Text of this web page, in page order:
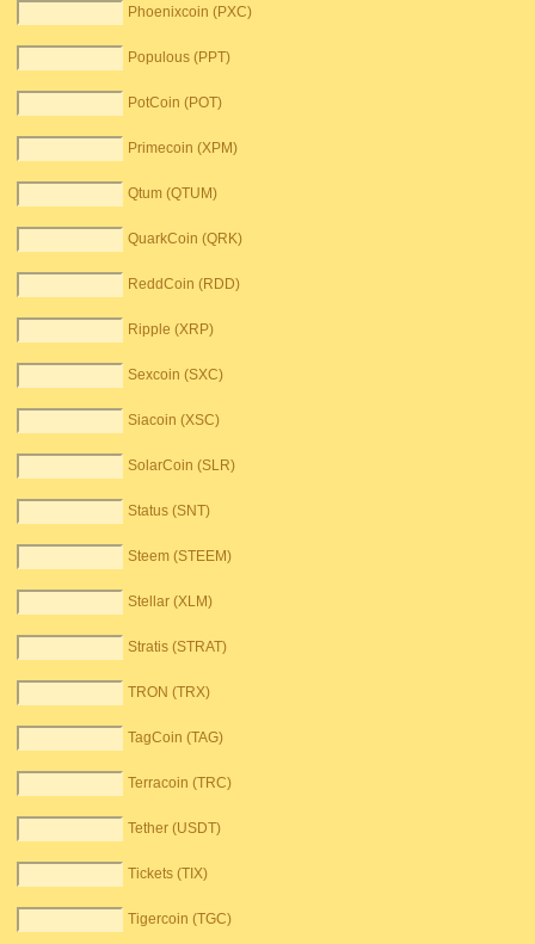
Phoenixcoin (PXC)
Populous (PPT)
PotCoin (POT)
Primecoin (XPM)
Qtum (QTUM)
QuarkCoin (QRK)
ReddCoin (RDD)
Ripple (XRP)
Sexcoin (SXC)
Siacoin (XSC)
SolarCoin (SLR)
Status (SNT)
Steem (STEEM)
Stellar (XLM)
Stratis (STRAT)
TRON (TRX)
TagCoin (TAG)
Terracoin (TRC)
Tether (USDT)
Tickets (TIX)
Tigercoin (TGC)